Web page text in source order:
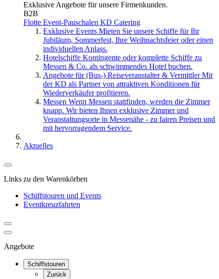
Exklusive Angebote für unsere Firmenkunden.
B2B
Flotte Event-Pauschalen KD Catering
Exklusive Events Mieten Sie unsere Schiffe für Ihr
Jubiläum, Sommerfest, Ihre Weihnachtsfeier oder einen
individuellen Anlass.
Hotelschiffe Kontingente oder komplette Schiffe zu
Messen & Co. als schwimmendes Hotel buchen.
Angebote für (Bus-) Reiseveranstalter & Vermittler Mit
der KD als Partner von attraktiven Konditionen für
Wiederverkäufer profitieren.
Messen Wenn Messen stattfinden, werden die Zimmer
knapp. Wir bieten Ihnen exklusive Zimmer und
Veranstaltungsorte in Messenähe - zu fairen Preisen und
mit hervorragendem Service.
Aktuelles
Links zu den Warenkörben
Schiffstouren und Events
Eventkreuzfahrten
Angebote
Schiffstouren
Zurück